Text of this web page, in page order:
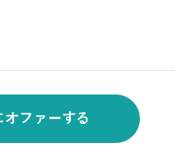
オファーする